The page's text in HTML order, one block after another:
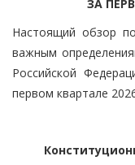
ЗА
Настоящий обзор
важным
Российской
первом квартале